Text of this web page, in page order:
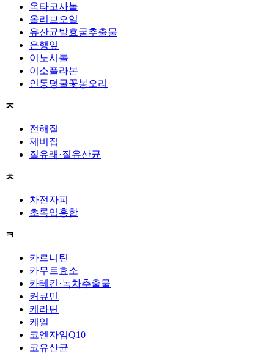
옥타코사놀
올리브오일
유산균발효굴추출물
은행잎
이노시톨
이소플라본
인동덩굴꽃봉오리
ㅈ
전해질
제비집
질유래·질유산균
ㅊ
차전자피
초록입홍합
ㅋ
카르니틴
카무트효소
카테킨·녹차추출물
커큐민
케라틴
케일
코엔자임Q10
코유산균